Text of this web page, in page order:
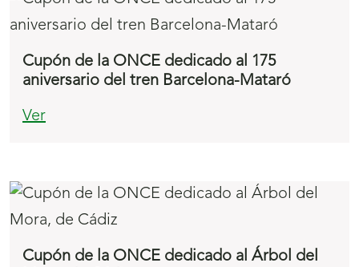
Cupón de la ONCE dedicado al 175
aniversario del tren Barcelona-Mataró
Ver
Cupón de la ONCE dedicado al Árbol del